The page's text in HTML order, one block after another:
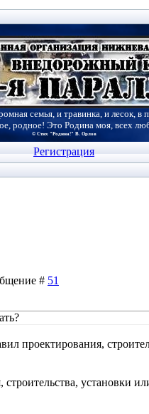
семья, и травинка, и лесок, в
родное! Это Родина моя, всех
© Стих "Родина!" В. Орлов
Регистрация
# 51
проектирования,
установки